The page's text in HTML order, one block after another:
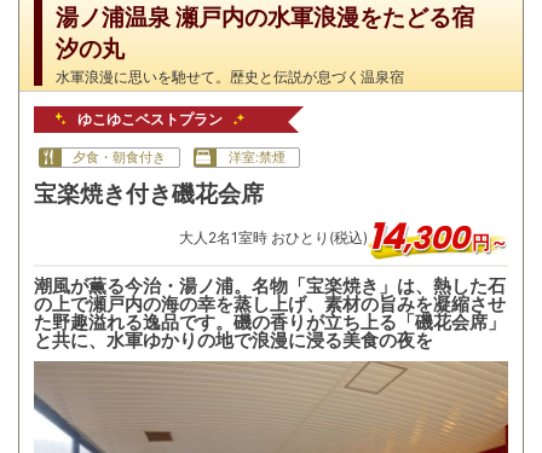
湯ノ浦温泉 瀬戸内の水軍浪漫をたどる宿
汐の丸
水軍浪漫に思いを馳せて。歴史と伝説が息づく温泉宿
ゆこゆこベストプラン
夕食・朝食付き 洋室:禁煙
宝楽焼き付き磯花会席
大人 2名1室時 おひとり(税込)14,300円～
潮風が薫る今治・湯ノ浦。名物「宝楽焼き」は、熱した石
の上で瀬戸内の海の幸を蒸し上げ、素材の旨みを凝縮させ
た野趣溢れる逸品です。磯の香りが立ち上る「磯花会席」
と共に、水軍ゆかりの地で浪漫に浸る美食の夜を